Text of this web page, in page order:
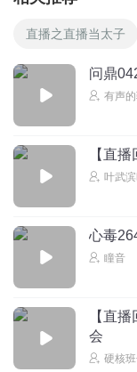
直播之直播当太子
问鼎
有声
【直
叶武
心毒
瞳音
【直
会
硬核